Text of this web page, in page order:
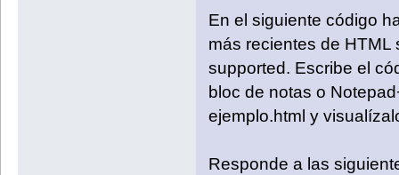
En el siguiente código
más recientes de
supported. Escribe el
bloc de notas o
ejemplo.html y
Responde a las